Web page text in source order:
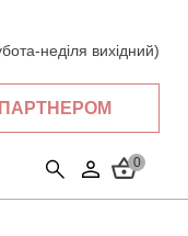
неділя вихідний)
0